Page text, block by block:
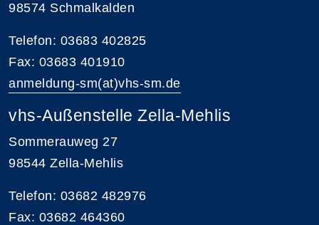
98574 Schmalkalden
Telefon: 03683 402825
Fax: 03683 401910
anmeldung-sm(at)vhs-sm.de
vhs-Außenstelle Zella-Mehlis
Sommerauweg 27
98544 Zella-Mehlis
Telefon: 03682 482976
Fax: 03682 464360